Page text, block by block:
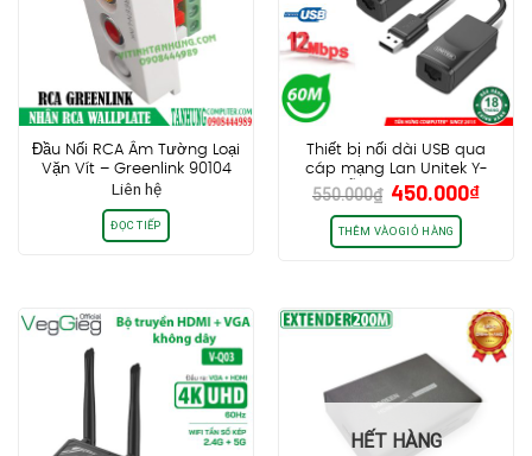
Đầu Nối RCA Âm Tường Loại
Vặn Vít – Greenlink 90104
Liên hệ
ĐỌC TIẾP
Thiết bị nối dài USB qua
cáp mạng Lan Unitek Y-
2505, Hỗ trợ tối đa 60m, tốc
độ 12Mbps
550.000₫ Giá
gốc
là:
550.000₫.
450.000₫Giá
THÊM VÀO GIỎ HÀNG
HẾT HÀNG